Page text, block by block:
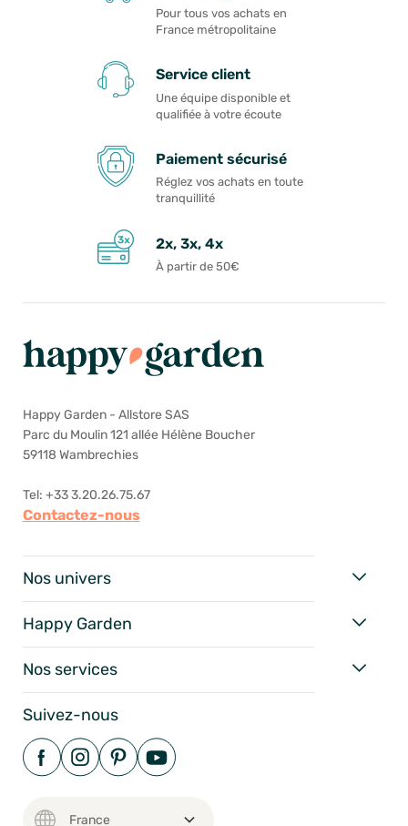
Pour tous vos achats en
France métropolitaine
Service client
Une équipe disponible et
qualifiée à votre écoute
Paiement sécurisé
Réglez vos achats en toute
tranquillité
2x, 3x, 4x
À partir de 50€
Happy Garden - Allstore SAS
Parc du Moulin 121 allée Hélène Boucher
59118 Wambrechies
Tel: +33 3.20.26.75.67
Contactez-nous
Nos univers
Happy Garden
Nos services
Suivez-nous